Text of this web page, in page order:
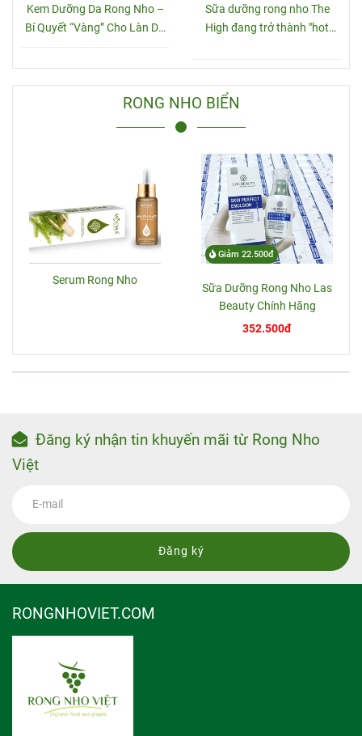
Kem Dưỡng Da Rong Nho –
Bí Quyết “Vàng” Cho Làn Da
Sữa dưỡng rong nho The
High đang trở thành "hot
RONG NHO BIỂN
Serum Rong Nho
Giảm 22.500đ
Sữa Dưỡng Rong Nho Las
Beauty Chính Hãng
352.500đ
Đăng ký nhận tin khuyến mãi từ Rong Nho
Việt
Đăng ký
RONGNHOVIET.COM